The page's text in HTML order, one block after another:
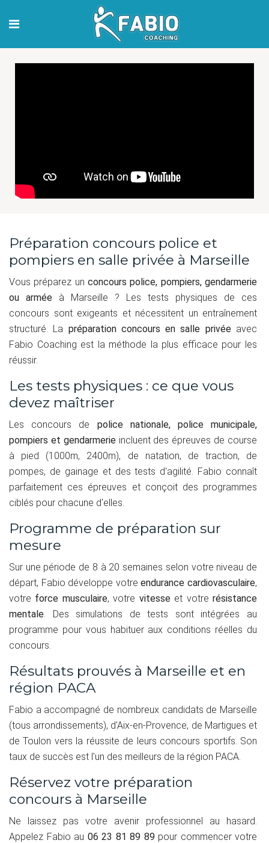
Préparation concours police et
pompiers en salle privée à Marseille
Vous préparez un concours police, pompiers, gendarmerie
ou armée à Marseille ? Les tests physiques de ces
concours sont exigeants et nécessitent un entraînement
structuré. La préparation concours en salle privéeavec
Fabio Coaching est la méthode la plus efficace pour les
réussir.
Les tests physiques : ce que vous
devez maîtriser
Les concours de police nationale, police municipale,
pompiers et gendarmerieincluent des épreuves de course
à pied (1000m, 2400m), de natation, de traction, de
pompes, de gainage et des tests d'agilité. Fabio connaît
parfaitement ces épreuves et conçoit des programmes
ciblés pour chacune d'elles.
Programme de préparation sur
mesure
Sur une période de 8 à 20 semaines selon votre niveau de
départ, Fabio développe votreendurance cardiovasculaire,
votre force musculaire, votre vitesseet votrerésistance
mentale. Des simulations de tests sont intégrées au
programme pour vous habituer aux conditions réelles du
concours.
Résultats prouvés à Marseille et en
région PACA
Fabio a accompagné de nombreux candidats de Marseille
(tous arrondissements), d'Aix-en-Provence, de Martigues et
de Toulon vers la réussite de leurs concours sportifs. Son
taux de succès est l'un des meilleurs de la région PACA.
Réservez votre préparation
concours à Marseille
Ne laissez pas votre avenir professionnel au hasard.
Appelez Fabio au 06 23 81 89 89 pour commencer votre